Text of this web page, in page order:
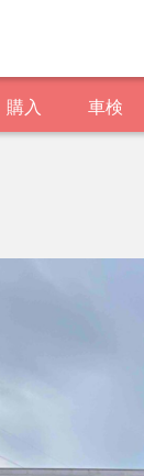
購入 車検